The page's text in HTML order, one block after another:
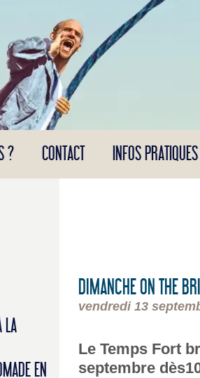
? CONTACT INFOS PRATIQUES
LA
EN
DIMANCHE ON THE
vendredi 13
Le Temps Fort
septembre